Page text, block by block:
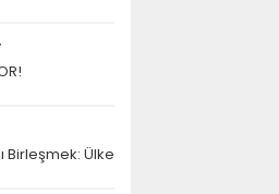
Birleşmek: Ülke